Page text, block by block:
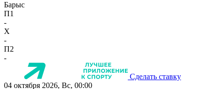
Барыс
П1
-
X
-
П2
-
Сделать ставку
04 октября 2026, Вс, 00:00